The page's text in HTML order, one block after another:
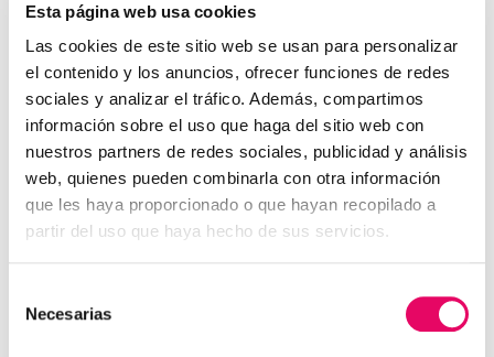
Esta página web usa cookies
Las cookies de este sitio web se usan para personalizar
el contenido y los anuncios, ofrecer funciones de redes
sociales y analizar el tráfico. Además, compartimos
información sobre el uso que haga del sitio web con
nuestros partners de redes sociales, publicidad y análisis
web, quienes pueden combinarla con otra información
que les haya proporcionado o que hayan recopilado a
partir del uso que haya hecho de sus servicios.
Necesarias
El trabajador, fallecido el 1 de enero de 2021,
había sido diagnosticado tras su jubilación por
Osakidetza de Mesotelioma de Pulmón
El Instituto Nacional de Seguridad Social INSS, en
resolución de 5 de enero de 2022, ha estimado la
fallecimiento fue la exposición a amianto y, por tanto,